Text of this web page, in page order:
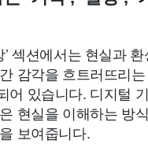
상’ 섹션에서는 현실과
감각을 흐트러뜨리
어 있습니다. 디지털
현실을 이해하는 방
보여줍니다.